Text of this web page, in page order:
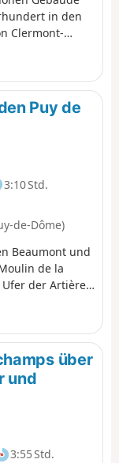
in den
Clermont-
Puy de
3:10 Std.
de-Dôme)
Beaumont und
de la
der Artière,
einer
über
und
3:55 Std.